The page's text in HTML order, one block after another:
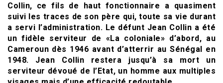
Collin, ce fils de haut fonctionnaire a quasiment
suivi les traces de son père qui, toute sa vie durant
a servi l’administration. Le défunt Jean Collin a été
un fidèle serviteur de «La coloniale» d’abord, au
Cameroun dès 1946 avant d’atterrir au Sénégal en
1948. Jean Collin restera jusqu’à sa mort un
serviteur dévoué de l’Etat, un homme aux multiples